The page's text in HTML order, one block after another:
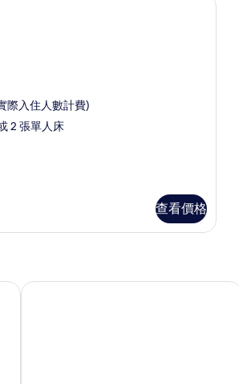
際入住人數計費)
2 張單人床
查看價格
聖費迪南德港口套房飯店